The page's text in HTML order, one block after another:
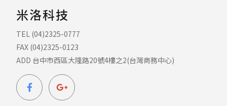
米洛科技
TEL (04)2325-0777
FAX (04)2325-0123
ADD 台中市西區大隆路20號4樓之2(台灣商務中心)